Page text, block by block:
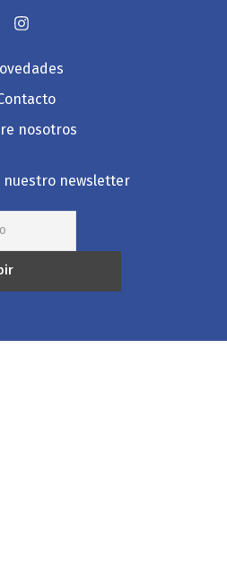
nosotros
nuestro newsletter